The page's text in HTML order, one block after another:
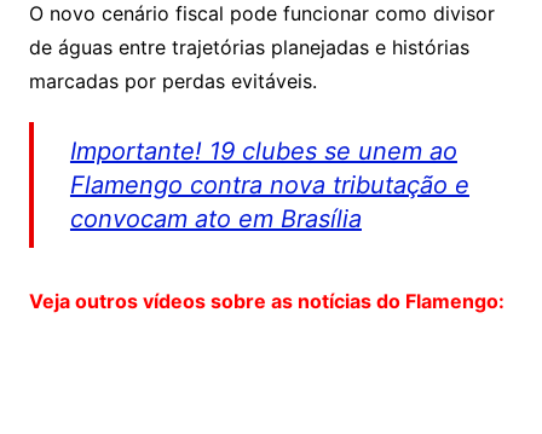
O novo cenário fiscal pode funcionar como divisor
de águas entre trajetórias planejadas e histórias
marcadas por perdas evitáveis.
Importante! 19 clubes se unem ao
Flamengo contra nova tributação e
convocam ato em Brasília
Veja outros vídeos sobre as notícias do Flamengo: